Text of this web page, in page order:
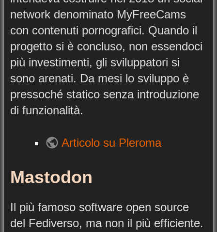
network denominato MyFreeCams
con contenuti pornografici. Quando il
progetto si è concluso, non essendoci
più investimenti, gli sviluppatori si
sono arenati. Da mesi lo sviluppo è
pressoché statico senza introduzione
di funzionalità.
Articolo su Pleroma
Mastodon
Il più famoso software open source
del Fediverso, ma non il più efficiente.